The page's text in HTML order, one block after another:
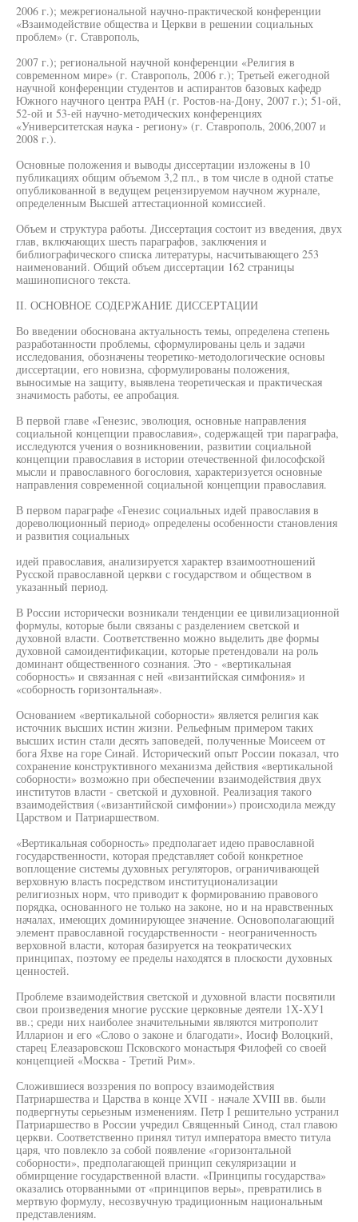
2006 г.); межрегиональной научно-практической конференции
«Взаимодействие общества и Церкви в решении социальных
проблем» (г. Ставрополь,
2007 г.); региональной научной конференции «Религия в
современном мире» (г. Ставрополь, 2006 г.); Третьей ежегодной
научной конференции студентов и аспирантов базовых кафедр
Южного научного центра РАН (г. Ростов-на-Дону, 2007 г.); 51-ой,
52-ой и 53-ей научно-методических конференциях
«Университетская наука - региону» (г. Ставрополь, 2006,2007 и
2008 г.).
Основные положения и выводы диссертации изложены в 10
публикациях общим объемом 3,2 пл., в том числе в одной статье
опубликованной в ведущем рецензируемом научном журнале,
определенным Высшей аттестационной комиссией.
Объем и структура работы. Диссертация состоит из введения, двух
глав, включающих шесть параграфов, заключения и
библиографического списка литературы, насчитывающего 253
наименований. Общий объем диссертации 162 страницы
машинописного текста.
II. ОСНОВНОЕ СОДЕРЖАНИЕ ДИССЕРТАЦИИ
Во введении обоснована актуальность темы, определена степень
разработанности проблемы, сформулированы цель и задачи
исследования, обозначены теоретико-методологические основы
диссертации, его новизна, сформулированы положения,
выносимые на защиту, выявлена теоретическая и практическая
значимость работы, ее апробация.
В первой главе «Генезис, эволюция, основные направления
социальной концепции православия», содержащей три параграфа,
исследуются учения о возникновении, развитии социальной
концепции православия в истории отечественной философской
мысли и православного богословия, характеризуется основные
направления современной социальной концепции православия.
В первом параграфе «Генезис социальных идей православия в
дореволюционный период» определены особенности становления
и развития социальных
идей православия, анализируется характер взаимоотношений
Русской православной церкви с государством и обществом в
указанный период.
В России исторически возникали тенденции ее цивилизационной
формулы, которые были связаны с разделением светской и
духовной власти. Соответственно можно выделить две формы
духовной самоидентификации, которые претендовали на роль
доминант общественного сознания. Это - «вертикальная
соборность» и связанная с ней «византийская симфония» и
«соборность горизонтальная».
Основанием «вертикальной соборности» является религия как
источник высших истин жизни. Рельефным примером таких
высших истин стали десять заповедей, полученные Моисеем от
бога Яхве на горе Синай. Исторический опыт России показал, что
сохранение конструктивного механизма действия «вертикальной
соборности» возможно при обеспечении взаимодействия двух
институтов власти - светской и духовной. Реализация такого
взаимодействия («византийской симфонии») происходила между
Царством и Патриаршеством.
«Вертикальная соборность» предполагает идею православной
государственности, которая представляет собой конкретное
воплощение системы духовных регуляторов, ограничивающей
верховную власть посредством институционализации
религиозных норм, что приводит к формированию правового
порядка, основанного не только на законе, но и на нравственных
началах, имеющих доминирующее значение. Основополагающий
элемент православной государственности - неограниченность
верховной власти, которая базируется на теократических
принципах, поэтому ее пределы находятся в плоскости духовных
ценностей.
Проблеме взаимодействия светской и духовной власти посвятили
свои произведения многие русские церковные деятели 1Х-ХУ1
вв.; среди них наиболее значительными являются митрополит
Илларион и его «Слово о законе и благодати», Иосиф Волоцкий,
старец Елеазаровскош Псковского монастыря Филофей со своей
концепцией «Москва - Третий Рим».
Сложившиеся воззрения по вопросу взаимодействия
Патриаршества и Царства в конце XVII - начале XVIII вв. были
подвергнуты серьезным изменениям. Петр I решительно устранил
Патриаршество в России учредил Священный Синод, стал главою
церкви. Соответственно принял титул императора вместо титула
царя, что повлекло за собой появление «горизонтальной
соборности», предполагающей принцип секуляризации и
обмирщение государственной власти. «Принципы государства»
оказались оторванными от «принципов веры», превратились в
мертвую формулу, несозвучную традиционным национальным
представлениям.